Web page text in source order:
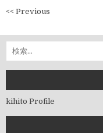
投
ナ
ビ
ゲ
シ
ョ
<< Previous
索:
kihito Profile